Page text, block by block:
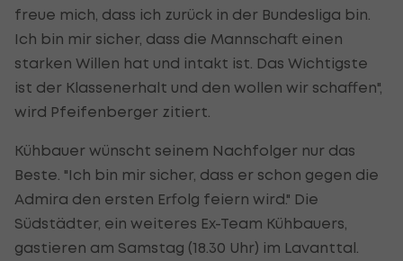
freue mich, dass ich zurück in der Bundesliga bin.
Ich bin mir sicher, dass die Mannschaft einen
starken Willen hat und intakt ist. Das Wichtigste
ist der Klassenerhalt und den wollen wir schaffen",
wird Pfeifenberger zitiert.
Kühbauer wünscht seinem Nachfolger nur das
Beste. "Ich bin mir sicher, dass er schon gegen die
Admira den ersten Erfolg feiern wird." Die
Südstädter, ein weiteres Ex-Team Kühbauers,
gastieren am Samstag (18.30 Uhr) im Lavanttal.